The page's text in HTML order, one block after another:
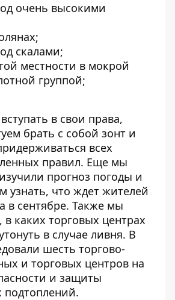
очень высокими
скалами;
местности в мокрой
группой;
в свои права,
брать с собой зонт и
всех
правил. Еще мы
прогноз погоды и
узнать, что ждет жителей
в сентябре. Также мы
в каких торговых центрах
в случае ливня. В
шесть торгово-
и торговых центров на
и защиты
.